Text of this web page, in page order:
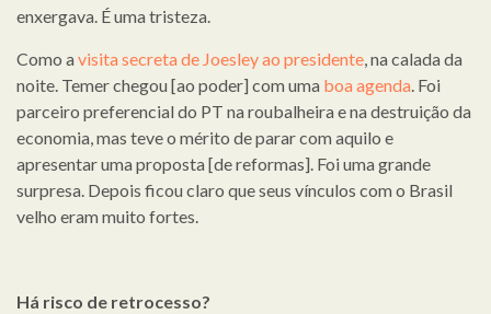
enxergava. É uma tristeza.
Como a visita secreta de Joesley ao presidente , na calada da
noite. Temer chegou [ao poder] com uma boa agenda . Foi
parceiro preferencial do PT na roubalheira e na destruição da
economia, mas teve o mérito de parar com aquilo e
apresentar uma proposta [de reformas]. Foi uma grande
surpresa. Depois ficou claro que seus vínculos com o Brasil
velho eram muito fortes.
Há risco de retrocesso?